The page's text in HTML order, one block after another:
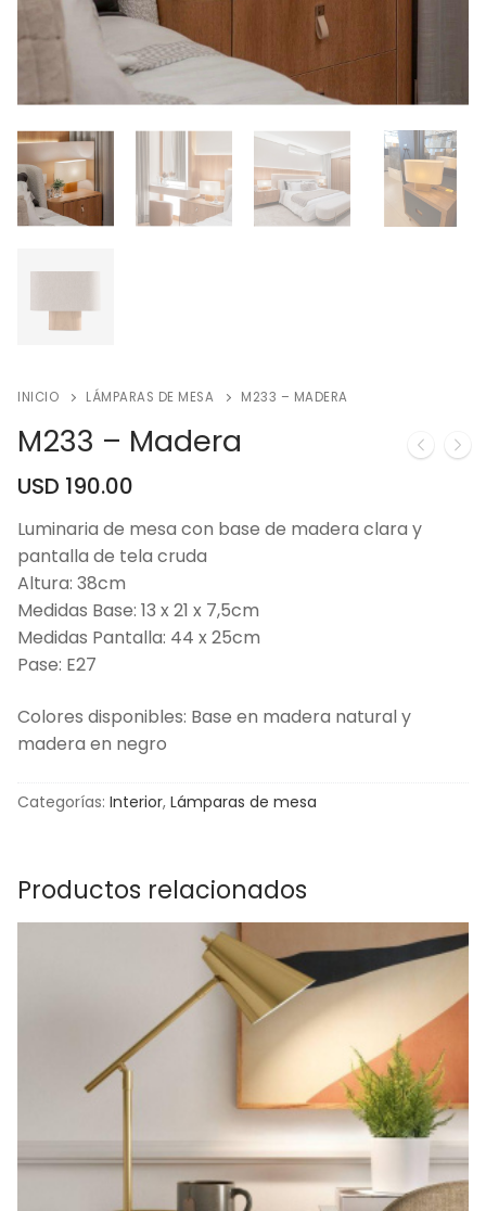
INICIO LÁMPARAS DE MESA M233 – MADERA
M233 – Madera
USD 190.00
Luminaria de mesa con base de madera clara y
pantalla de tela cruda
Altura: 38cm
Medidas Base: 13 x 21 x 7,5cm
Medidas Pantalla: 44 x 25cm
Pase: E27
Colores disponibles: Base en madera natural y
madera en negro
Categorías: Interior, Lámparas de mesa
Productos relacionados